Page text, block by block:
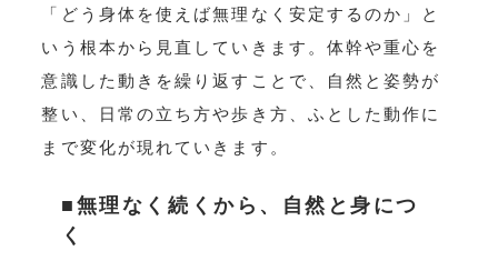
「どう身体を使えば無理なく安定するのか」と
いう根本から見直していきます。体幹や重心を
意識した動きを繰り返すことで、自然と姿勢が
整い、日常の立ち方や歩き方、ふとした動作に
まで変化が現れていきます。
■無理なく続くから、自然と身につ
く